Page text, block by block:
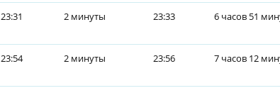
23:31 2 минуты 23:33 6 часов 51
23:54 2 минуты 23:56 7 часов 12